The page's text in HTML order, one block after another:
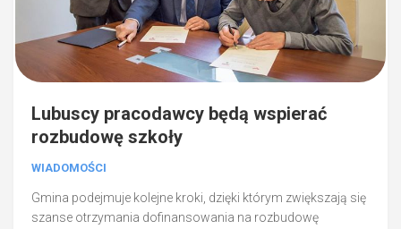
Lubuscy pracodawcy będą wspierać
rozbudowę szkoły
WIADOMOŚCI
Gmina podejmuje kolejne kroki, dzięki którym zwiększają się
szanse otrzymania dofinansowania na rozbudowę